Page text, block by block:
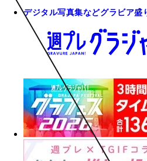
デジタル写真集などグラビア盛